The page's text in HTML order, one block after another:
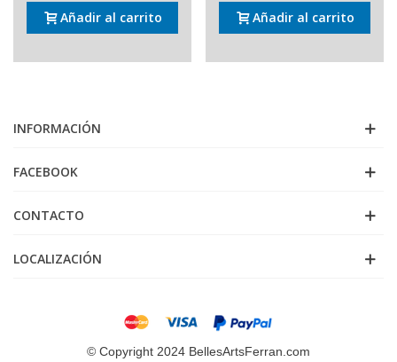
Añadir al carrito Añadir al carrito
INFORMACIÓN
FACEBOOK
CONTACTO
LOCALIZACIÓN
© Copyright 2024 BellesArtsFerran.com